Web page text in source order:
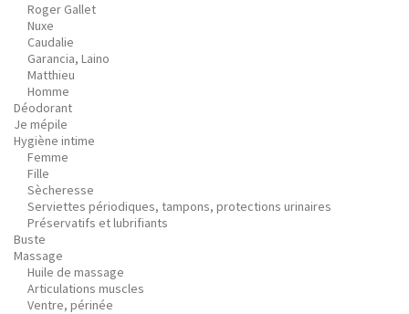
Roger Gallet
Nuxe
Caudalie
Garancia, Laino
Matthieu
Homme
Déodorant
Je mépile
Hygiène intime
Femme
Fille
Sècheresse
Serviettes périodiques, tampons, protections urinaires
Préservatifs et lubrifiants
Buste
Massage
Huile de massage
Articulations muscles
Ventre, périnée